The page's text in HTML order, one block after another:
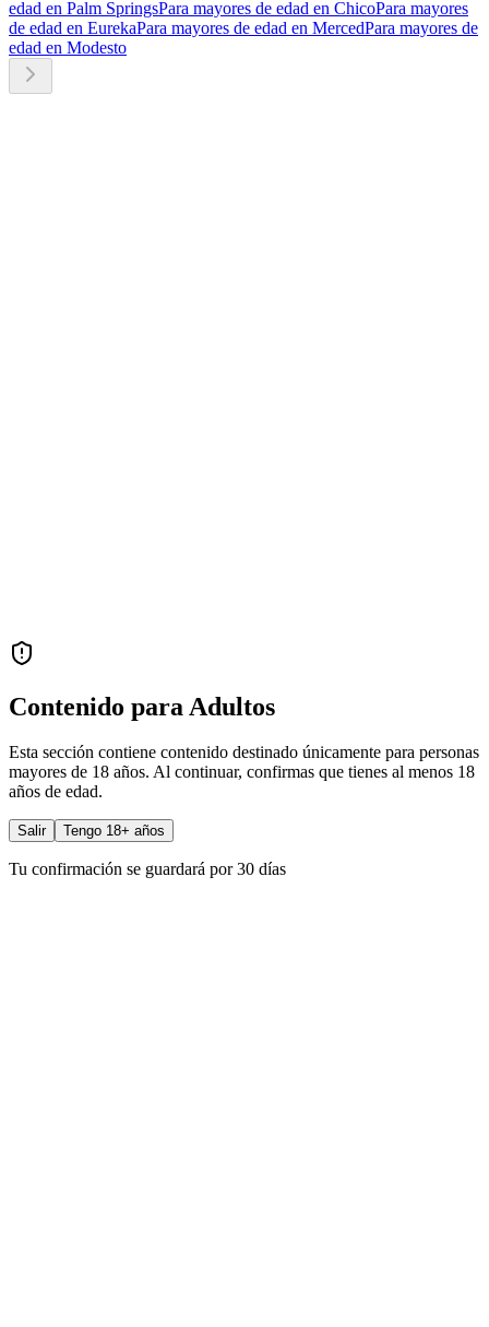
edad en Palm SpringsPara mayores de edad en ChicoPara mayores
de edad en EurekaPara mayores de edad en MercedPara mayores de
edad en Modesto
Contenido para Adultos
Esta sección contiene contenido destinado únicamente para personas
mayores de 18 años. Al continuar, confirmas que tienes al menos 18
años de edad.
Salir Tengo 18+ años
Tu confirmación se guardará por 30 días